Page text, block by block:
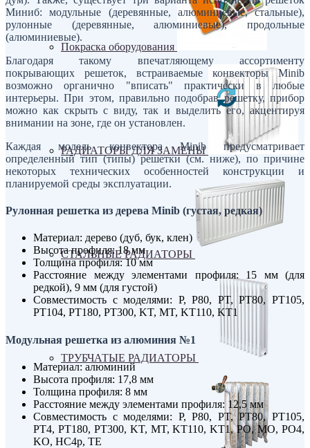
Покраска оборудования
РАДИАТОРЫ ДЛЯ ЗАМЕНЫ
СТАЛЬНЫЕ РАДИАТОРЫ
ТРУБЧАТЫЕ РАДИАТОРЫ
Миниб: модульные (деревянные, алюминиевые, стальные),
рулонные (деревянные, алюминиевые), продольные
(алюминиевые).
Благодаря такому впечатляющему ассортименту
покрывающих решеток, встраиваемые конвекторы Minib
возможно органично "вписать" практически в любые
интерьеры. При этом, правильно подобрав решетку, прибор
можно как скрыть с виду, так и выделить его, акцентируя
внимании на зоне, где он установлен.
Каждая модель конвектора Minib предусматривает
определенный тип (типы) решетки (см. ниже), по причине
некоторых технических особенностей конструкции и
планируемой среды эксплуатации.
Рулонная решетка из дерева Minib (густая, редкая)
Материал: дерево (дуб, бук, клен)
Высота профиля: 18 мм
Толщина профиля: 10 мм
Расстояние между элементами профиля: 15 мм (для
редкой), 9 мм (для густой)
Совместимость с моделями: P, P80, PT, PT80, PT105,
PT104, PT180, PT300, KT, MT, KT110, KT1
Модульная решетка из алюминия №1
Материал: алюминий
Высота профиля: 17,8 мм
Толщина профиля: 8 мм
Расстояние между элементами профиля: 12,5 мм
Совместимость с моделями: P, P80, PT, PT80, PT105,
PT4, PT180, PT300, KT, MT, KT110, KT1, PO, MO, PO4,
KO, HC4p, TE